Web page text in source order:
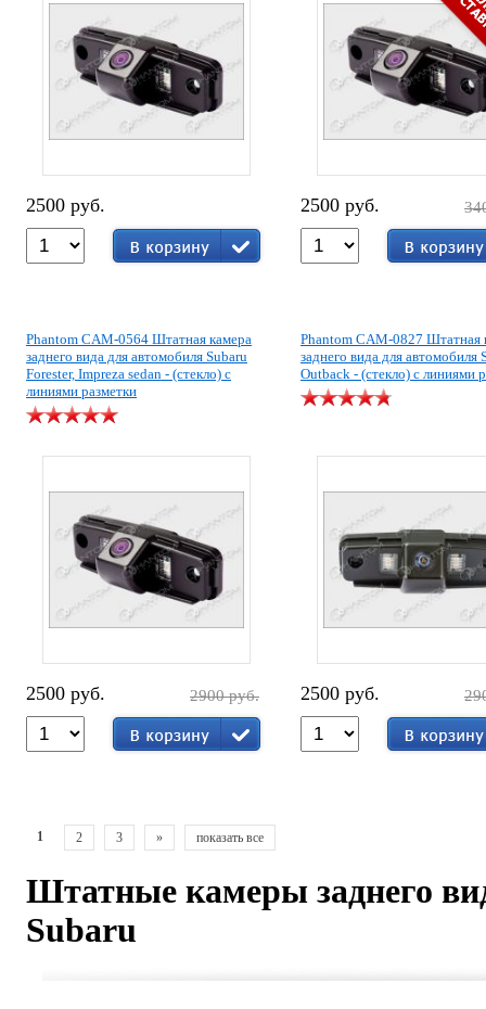
2500 руб. 2500 руб.
Phantom CAM-0564 Штатная камера
заднего вида для автомобиля Subaru
Forester, Impreza sedan - (стекло) с
линиями разметки
2500 руб. 2900 руб.
Phantom CAM-0827 Штатная
заднего вида для автомобиля
Outback - (стекло) с линиями
2500 руб.
1 2 3 » показать все
Штатные камеры заднего
Subaru